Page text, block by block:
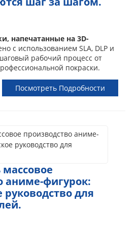
напечатанные на 3D-
с использованием SLA, DLP и
рабочий процесс от
покраски.
Посмотреть Подробности
аниме-фигурок:
руководство для